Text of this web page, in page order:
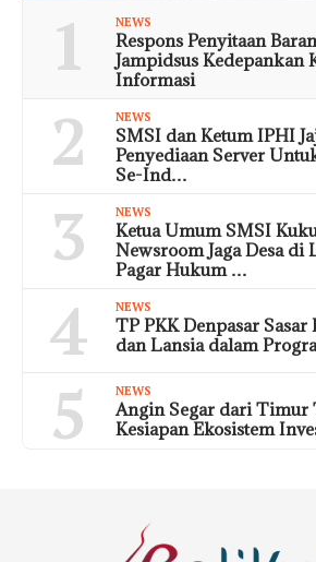
1 NEWS
Respons Penyitaan
Jampidsus Kedepankan
Informasi
2 NEWS
SMSI dan Ketum IPHI
Penyediaan Server
Se-Ind…
3 NEWS
Ketua Umum SMSI
Newsroom Jaga Desa di
Pagar Hukum …
4 NEWS
TP PKK Denpasar
dan Lansia dalam
5 NEWS
​Angin Segar dari Timur
Kesiapan Ekosistem